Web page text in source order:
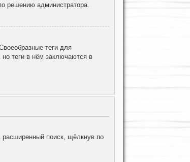
решению администратора.
теги для
теги в нём заключаются в
поиск, щёлкнув по